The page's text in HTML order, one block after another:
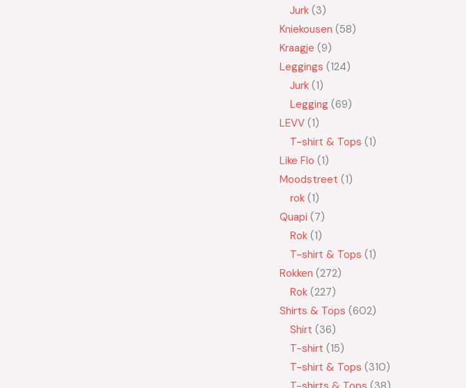
Jurk 3
Kniekousen 58
Kraagje 9
Leggings 124
Jurk 1
Legging 69
LEVV 1
T-shirt & Tops 1
Like Flo 1
Moodstreet 1
rok 1
Quapi 7
Rok 1
T-shirt & Tops 1
Rokken 272
Rok 227
Shirts & Tops 602
Shirt 36
T-shirt 15
T-shirt & Tops 310